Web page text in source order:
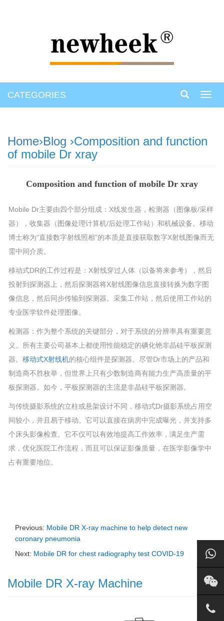
CATEGORIES
Home›Blog ›Composition and function
of mobile Dr xray
Composition and function of mobile Dr xray
Mobile Dr主要由四个部分组成：X线发生器，检测器（图像板/采样
器），收集器（图像处理计算机/后处理工作站）和机械设备。 移动
博士称为“直接数字射线照相”的本质是直接获取数字X射线图像而无
需中间介质。
移动式DR的工作过程是：X射线穿过人体（以备将来参考），然后
投射到探测器上，然后探测器将X射线图像信息直接转换为数字图
像信息，然后同步传输到探测器。采集工作站，然后使用工作站的
专业医学软件处理图像。
检测器：作为整个系统的关键部分，对于系统的分辨率具有重要意
义。 所有主要公司基本上都使用性能稳定的碘化铯非晶硅平板探测
器。 移动式X射线机的核心组件是探测器。 尽管Dr市场上的产品和
制造商不胜枚举，但世界上只有少数制造商有能力生产高质量的平
板探测器。 如今，平板探测器的主流是非晶硅平板探测器。
与传统摄影系统的立柱或悬架设计不同，移动式Dr摄影系统占用空
间较小，并且易于移动。 它可以直接在病房中完成曝光，并支持多
个床头影像检查。 它不仅可以有效地提高工作效率，满足生产需
求，优化医院工作流程，而且可以保证影像质量，在医学影像学中
占有重要地位。
Previous: Mobile DR X-ray machine to help detect new
coronary pneumonia
Next: Mobile DR for chest radiography test COVID-19
Mobile DR X-ray Machine